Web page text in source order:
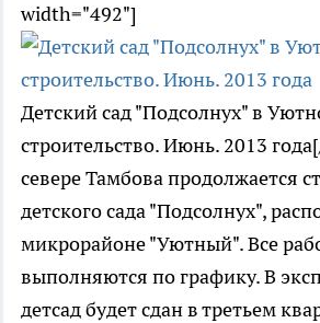
width="492"]
Детский сад "Подсолнух" в
строительство. Июнь. 2013
севере Тамбова продолжается
детского сада "Подсолнух",
микрорайоне "Уютный". Все
выполняются по графику. В
детсад будет сдан в третьем